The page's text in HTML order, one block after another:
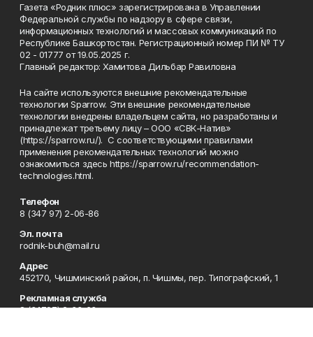
Газета «Родник плюс» зарегистрирована в Управлении
Федеральной службы по надзору в сфере связи,
информационных технологий и массовых коммуникаций по
Республике Башкортостан. Регистрационный номер ПИ № ТУ
02 - 01777 от 19.05.2025 г.
Главный редактор: Хамитова Дильбар Равиловна
На сайте используются внешние рекомендательные
технологии Sparrow. Эти внешние рекомендательные
технологии внедрены владельцем сайта, но разработаны и
принадлежат третьему лицу – ООО «СВК-Натив»
(https://sparrow.ru/). С соответствующими правилами
применения рекомендательных технологий можно
ознакомиться здесь https://sparrow.ru/recommendation-
technologies.html.
Телефон
8 (347 97) 2-06-86
Эл. почта
rodnik-buh@mail.ru
Адрес
452170, Чишминский район, п. Чишмы, пер. Типографский, 1
Рекламная служба
8 (34797) 2-33-63